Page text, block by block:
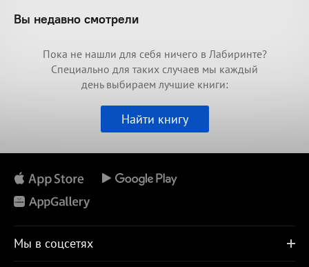
Вы недавно смотрели
Пока не нашли для себя ничего в Лабиринте?
Специально для таких случаев мы каждый
день выбираем лучшие книги:
Найти книгу
Мы в соцсетях